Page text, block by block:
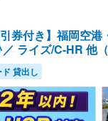
引券付き】福岡空
ライズ/C-HR 他（
貸出し